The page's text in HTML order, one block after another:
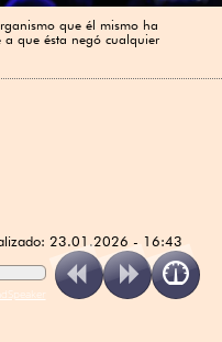
que él mismo ha
que ésta negó cualquier
23.01.2026 - 16:43